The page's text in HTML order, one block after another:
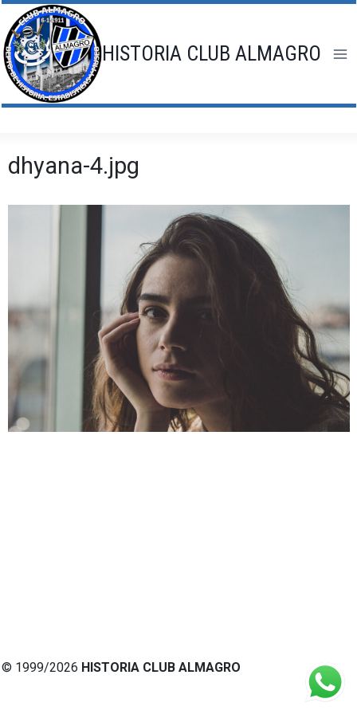
Saltar
al
contenido
HISTORIA CLUB ALMAGRO
dhyana-4.jpg
© 1999/2026 HISTORIA CLUB ALMAGRO